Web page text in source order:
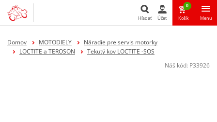
Hľadať Účet
0
Košík Menu
Domov MOTODIELY
Náradie pre servis motorky
LOCTITE a TEROSON
Tekutý kov LOCTITE -SOS
Náš kód: P33926